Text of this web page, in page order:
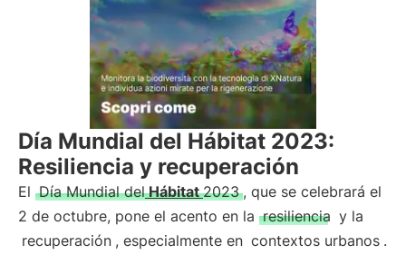
Día Mundial del Hábitat 2023:
Resiliencia y recuperación
El Día Mundial delHábitat2023 , que se celebrará el
2 de octubre, pone el acento en la resiliencia y la
recuperación , especialmente en contextos urbanos .